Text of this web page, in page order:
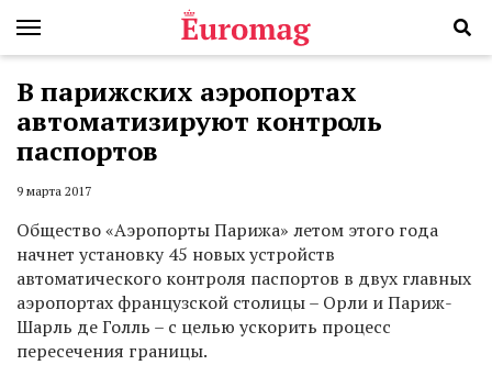
В парижских аэропортах
автоматизируют контроль
паспортов
9 марта 2017
Общество «Аэропорты Парижа» летом этого года
начнет установку 45 новых устройств
автоматического контроля паспортов в двух главных
аэропортах французской столицы – Орли и Париж-
Шарль де Голль – с целью ускорить процесс
пересечения границы.